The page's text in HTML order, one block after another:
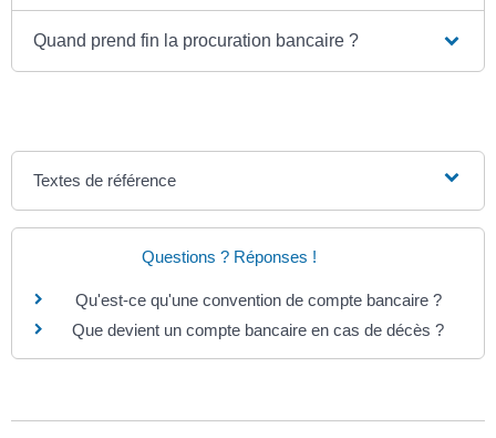
Quand prend fin la procuration bancaire ?
Textes de référence
Questions ? Réponses !
Qu'est-ce qu'une convention de compte bancaire ?
Que devient un compte bancaire en cas de décès ?